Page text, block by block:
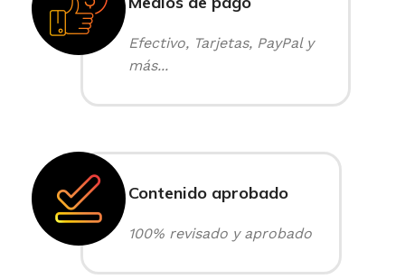
Efectivo, Tarjetas, PayPal y
más...
Contenido aprobado
100% revisado y aprobado